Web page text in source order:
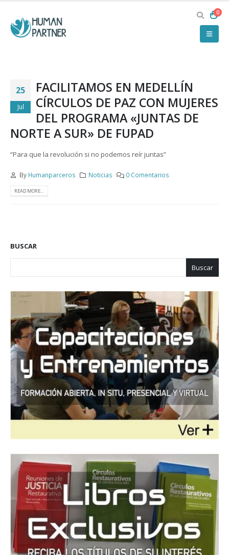
0
25
Jul
FACILITAMOS EN MEDELLÍN
CÍRCULOS DE PAZ CON MUJERES
DEL PROGRAMA «JUNTAS DE
NORTE A SUR» DE FUPAD
“Para que la revolución si no podemos reír juntas”
By Humanparceros Noticias 0 Comentarios
READ MORE...
BUSCAR
Buscar